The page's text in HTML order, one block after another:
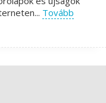
Tovább